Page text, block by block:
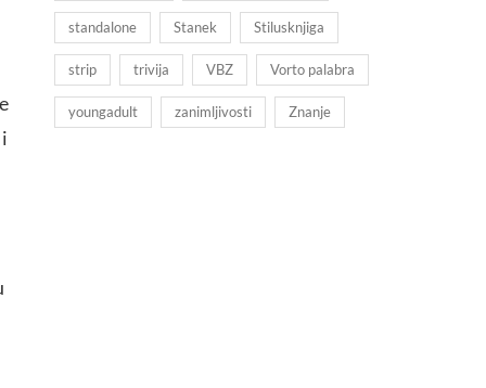
standalone Stanek Stilusknjiga
strip trivija VBZ Vorto palabra
youngadult zanimljivosti Znanje